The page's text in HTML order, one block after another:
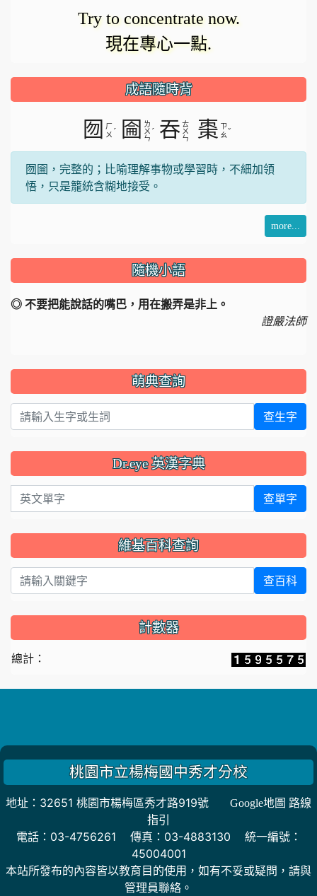
載
入。影
片
Try to concentrate now.
現在專心一點.
成語隨時背
囫
ㄏ
ㄨ ˊ 圇
ㄌ
ㄨ
ㄣ
ˊ 吞 ㄊ
ㄨ
ㄣ
棗 ㄗ
ㄠˇ
囫圇，完整的；比喻理解事物或學習時，不細加領
悟，只是籠統含糊地接受。
more...
隨機小語
◎ 不要把能說話的嘴巴，用在搬弄是非上。
證嚴法師
萌典查詢
查生字
Dr.eye 英漢字典
英文單字 查單字
維基百科查詢
查百科
計數器
總計：
桃園市立楊梅國中秀才分校
地址：32651 桃園市楊梅區秀才路919號
Google地圖 路線
指引
電話：03-4756261 傳真：03-4883130 統一編號：
45004001
本站所發布的內容皆以教育目的使用，如有不妥或疑問，請與
管理員聯絡。